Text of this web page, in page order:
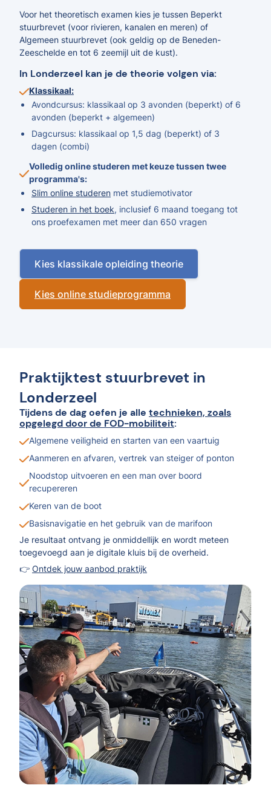
Voor het theoretisch examen kies je tussen Beperkt
stuurbrevet (voor rivieren, kanalen en meren) of
Algemeen stuurbrevet (ook geldig op de Beneden-
Zeeschelde en tot 6 zeemijl uit de kust).
In Londerzeel kan je de theorie volgen via:
Klassikaal:
Avondcursus: klassikaal op 3 avonden (beperkt) of 6
avonden (beperkt + algemeen)
Dagcursus: klassikaal op 1,5 dag (beperkt) of 3
dagen (combi)
Volledig online studeren met keuze tussen twee
programma's:
Slim online studeren met studiemotivator
Studeren in het boek, inclusief 6 maand toegang tot
ons proefexamen met meer dan 650 vragen
Kies klassikale opleiding theorie
Kies online studieprogramma
Praktijktest stuurbrevet in
Londerzeel
Tijdens de dag oefen je alle technieken, zoals
opgelegd door de FOD-mobiliteit:
Algemene veiligheid en starten van een vaartuig
Aanmeren en afvaren, vertrek van steiger of ponton
Noodstop uitvoeren en een man over boord
recupereren
Keren van de boot
Basisnavigatie en het gebruik van de marifoon
Je resultaat ontvang je onmiddellijk en wordt meteen
toegevoegd aan je digitale kluis bij de overheid.
👉 Ontdek jouw aanbod praktijk